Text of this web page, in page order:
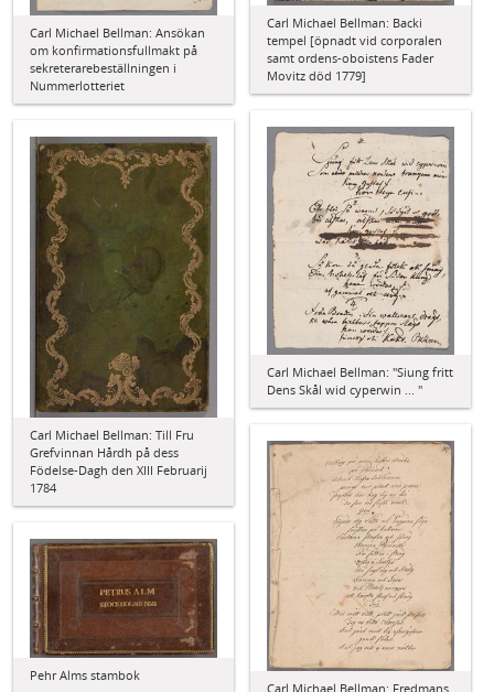
Carl Michael Bellman: Backi
tempel [öpnadt vid corporalen
samt ordens-oboistens Fader
Movitz död 1779]
Carl Michael Bellman: Ansökan
om konfirmationsfullmakt på
sekreterarebeställningen i
Nummerlotteriet
Carl Michael Bellman: "Siung fritt
Dens Skål wid cyperwin ... "
Carl Michael Bellman: Till Fru
Grefvinnan Hårdh på dess
Födelse-Dagh den XIII Februarij
1784
Carl Michael Bellman: Fredmans
Pehr Alms stambok